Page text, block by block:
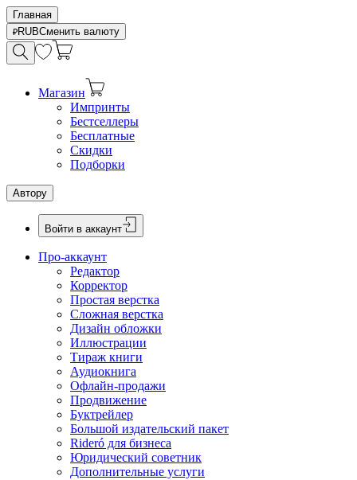
Главная
RUBСменить валюту
Магазин
Импринты
Бестселлеры
Бесплатные
Скидки
Подборки
Автору
Войти в аккаунт
Про-аккаунт
Редактор
Корректор
Простая верстка
Сложная верстка
Дизайн обложки
Иллюстрации
Тираж книги
Аудиокнига
Офлайн-продажи
Продвижение
Буктрейлер
Большой издательский пакет
Rideró для бизнеса
Юридический советник
Дополнительные услуги